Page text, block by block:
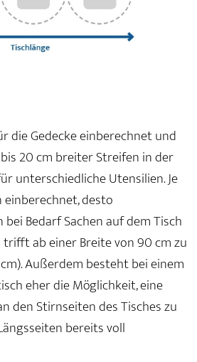
die Gedecke einberechnet und
20 cm breiter Streifen in der
unterschiedliche Utensilien. Je
desto
Bedarf Sachen auf dem Tisch
ab einer Breite von 90 cm zu
Außerdem besteht bei einem
eher die Möglichkeit, eine
den Stirnseiten des Tisches zu
bereits voll